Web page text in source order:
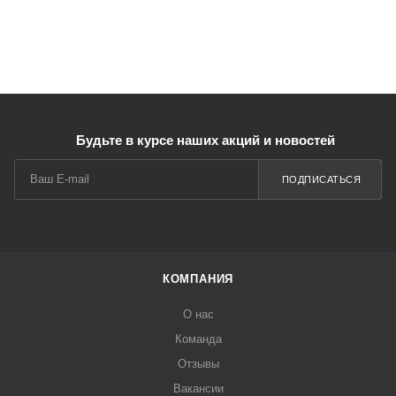
Будьте в курсе наших акций и новостей
ПОДПИСАТЬСЯ
КОМПАНИЯ
О нас
Команда
Отзывы
Вакансии